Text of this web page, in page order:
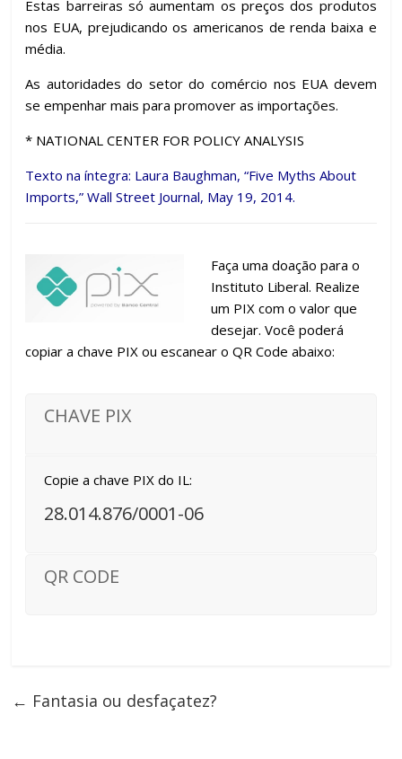
Estas barreiras só aumentam os preços dos produtos
nos EUA, prejudicando os americanos de renda baixa e
média.
As autoridades do setor do comércio nos EUA devem
se empenhar mais para promover as importações.
* NATIONAL CENTER FOR POLICY ANALYSIS
Texto na íntegra: Laura Baughman, “Five Myths About
Imports,” Wall Street Journal, May 19, 2014.
Faça uma doação para o
Instituto Liberal. Realize
um PIX com o valor que
desejar. Você poderá
copiar a chave PIX ou escanear o QR Code abaixo:
CHAVE PIX
Copie a chave PIX do IL:
28.014.876/0001-06
QR CODE
← Fantasia ou desfaçatez?